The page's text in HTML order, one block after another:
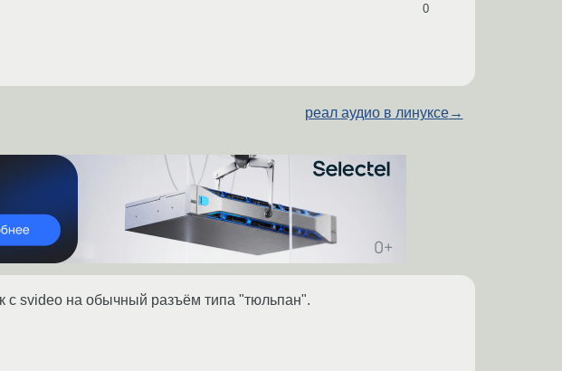
0
реал аудио в линуксе→
с svideo на обычный разъём типа "тюльпан".